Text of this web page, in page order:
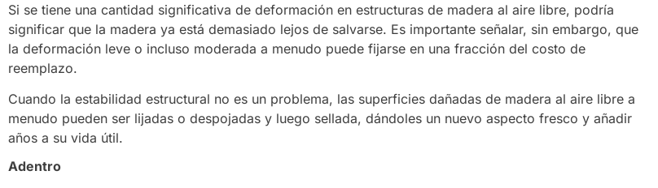
Si se tiene una cantidad significativa de deformación en estructuras de madera al aire libre, podría
significar que la madera ya está demasiado lejos de salvarse. Es importante señalar, sin embargo, que
la deformación leve o incluso moderada a menudo puede fijarse en una fracción del costo de
reemplazo.
Cuando la estabilidad estructural no es un problema, las superficies dañadas de madera al aire libre a
menudo pueden ser lijadas o despojadas y luego sellada, dándoles un nuevo aspecto fresco y añadir
años a su vida útil.
Adentro